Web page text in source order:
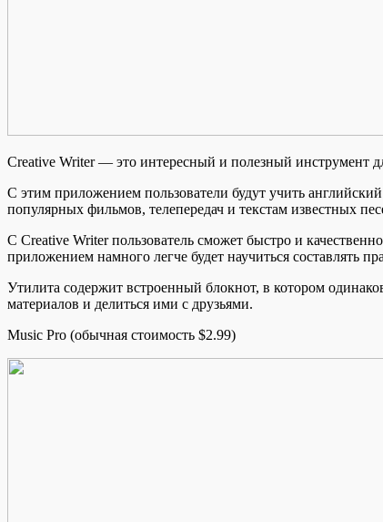
Creative Writer — это интересный и полезный инструмент
С этим приложением пользователи будут учить
популярных фильмов, телепередач и текстам известных
С Creative Writer пользователь сможет быстро и
приложением намного легче будет научиться составлять
Утилита содержит встроенный блокнот, в котором
материалов и делиться ими с друзьями.
Music Pro (обычная стоимость $2.99)